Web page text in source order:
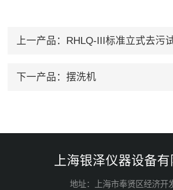
上一产品： RHLQ-III标准立式去污
下一产品： 摆洗机
上海银泽仪器设备有
地址：上海市奉贤区经济开